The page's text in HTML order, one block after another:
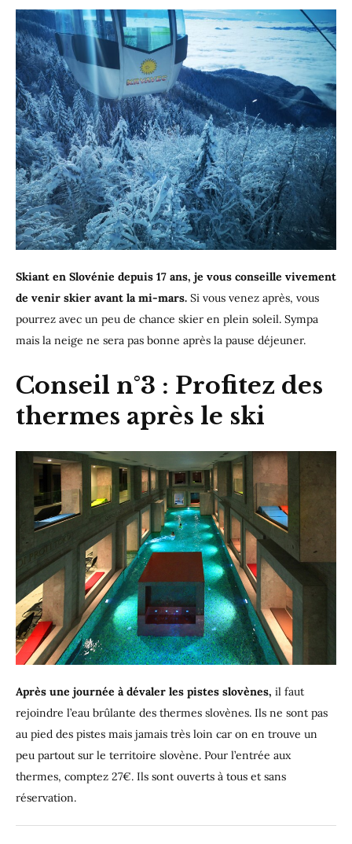
Skiant en Slovénie depuis 17 ans, je vous conseille vivement
de venir skier avant la mi-mars. Si vous venez après, vous
pourrez avec un peu de chance skier en plein soleil. Sympa
mais la neige ne sera pas bonne après la pause déjeuner.
Conseil n°3 : Profitez des
thermes après le ski
Après une journée à dévaler les pistes slovènes, il faut
rejoindre l’eau brûlante des thermes slovènes. Ils ne sont pas
au pied des pistes mais jamais très loin car on en trouve un
peu partout sur le territoire slovène. Pour l’entrée aux
thermes, comptez 27€. Ils sont ouverts à tous et sans
réservation.